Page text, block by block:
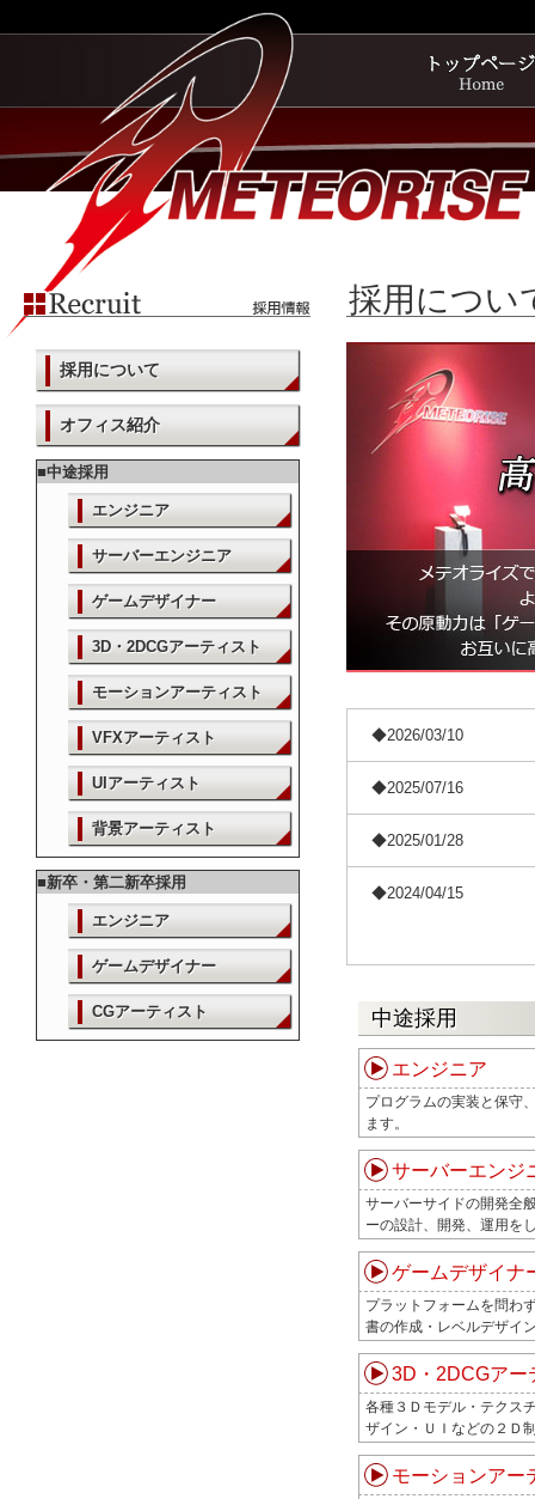
採用について
オフィス紹介
■中途採用
エンジニア
サーバーエンジニア
ゲームデザイナー
3D・2DCGアーティスト
モーションアーティスト
VFXアーティスト
UIアーティスト
背景アーティスト
■新卒・第二新卒採用
エンジニア
ゲームデザイナー
CGアーティスト
採用につい
◆2026/03/10
◆2025/07/16
◆2025/01/28
◆2024/04/15
中途採用
エンジニア
プログラムの実装と保守
ます。
サーバーエンジ
サーバーサイドの開発全
ーの設計、開発、運用を
ゲームデザイナ
プラットフォームを問わ
書の作成・レベルデザイ
3D・2DCGアー
各種３Ｄモデル・テクス
ザイン・ＵＩなどの２Ｄ
モーションアー